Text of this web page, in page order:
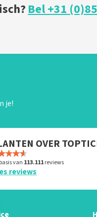
Bel +31
je!
OVER
van 113.111reviews
reviews